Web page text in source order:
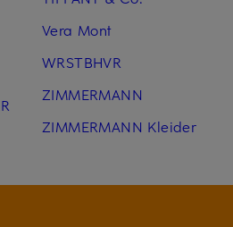
Vera Mont
WRSTBHVR
ZIMMERMANN
ZIMMERMANN Kleider